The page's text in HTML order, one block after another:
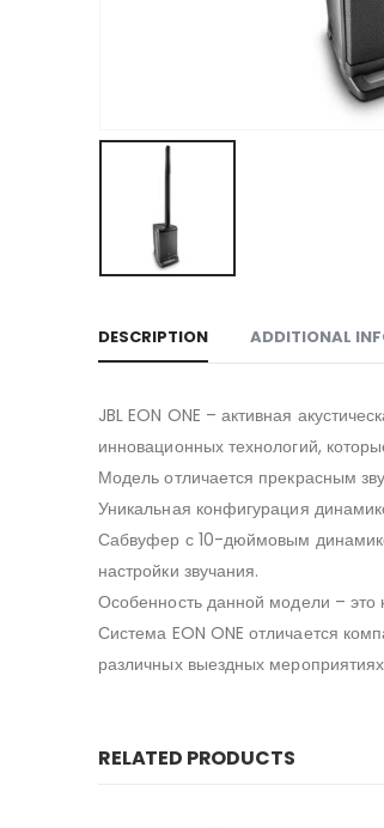
DESCRIPTION ADDITIONAL
JBL EON ONE – активная
инновационных технологий,
Модель отличается прекрасным
Уникальная конфигурация
Сабвуфер с 10-дюймовым
настройки звучания.
Особенность данной модели – это
Система EON ONE отличается
различных выездных
RELATED PRODUCTS